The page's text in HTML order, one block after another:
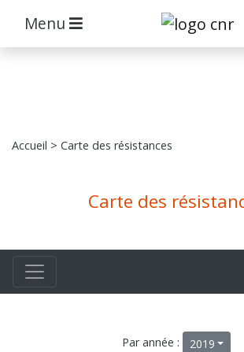
Menu
Accueil > Carte des résistances
Carte des
Par année : 2019